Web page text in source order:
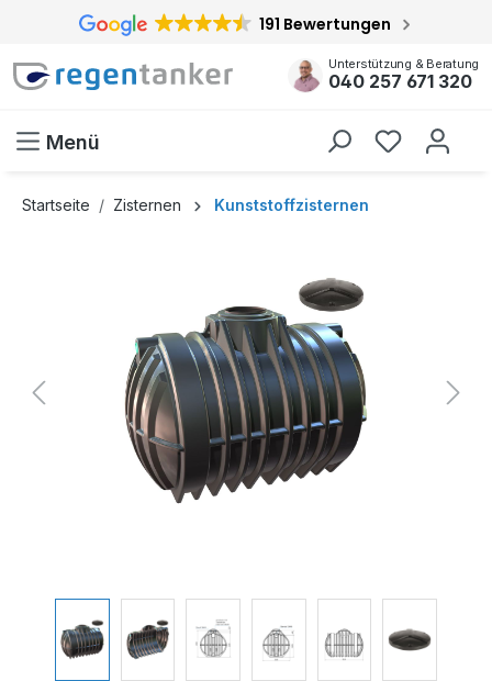
springen 191 Bewertungen
Unterstützung & Beratung
040 257 671 320
Menü
Startseite Zisternen Kunststoffzisternen